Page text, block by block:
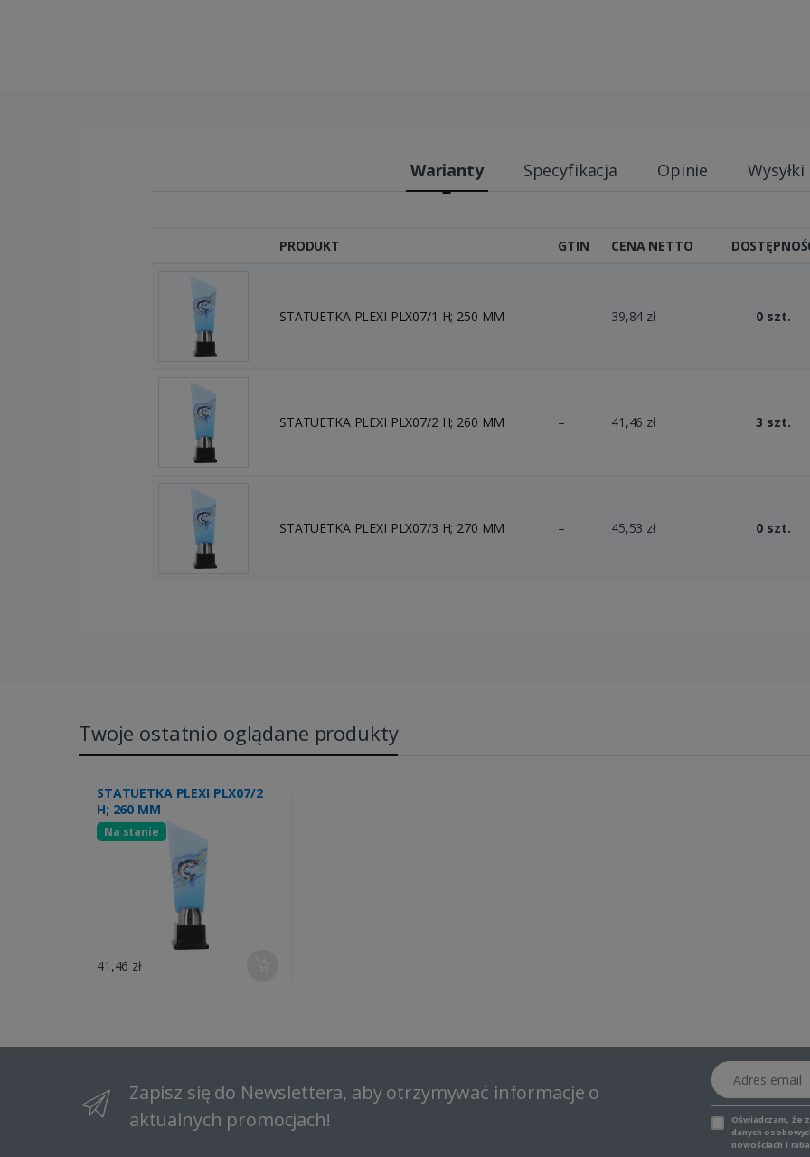
Warianty Specyfikacja Opinie Wysyłki
PRODUKT GTIN CENA NETTO
STATUETKA PLEXI PLX07/1 H; 250 MM – 39,84 zł 0 szt.
STATUETKA PLEXI PLX07/2 H; 260 MM – 41,46 zł 3 szt.
STATUETKA PLEXI PLX07/3 H; 270 MM – 45,53 zł 0 szt.
Twoje ostatnio oglądane produkty
STATUETKA PLEXI PLX07/2
H; 260 MM
Na stanie
41,46 zł
Zapisz się do Newslettera, aby otrzymywać informacje o
aktualnych promocjach!
Adres email
Oświadczam, że
danych
nowościach i